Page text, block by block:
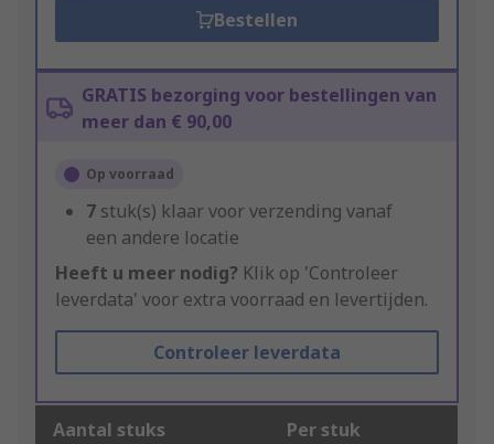
Bestellen
GRATIS bezorging voor bestellingen van
meer dan € 90,00
Op voorraad
7 stuk(s) klaar voor verzending vanaf
een andere locatie
Heeft u meer nodig? Klik op 'Controleer
leverdata' voor extra voorraad en levertijden.
Controleer leverdata
Aantal stuks Per stuk